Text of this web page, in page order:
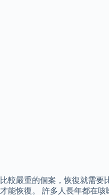
比較嚴重的個案，恢復就需要
才能恢復。 許多人長年都在